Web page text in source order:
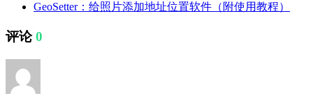
GeoSetter：给照片添加地址位置软件（附使用教程）
评论0